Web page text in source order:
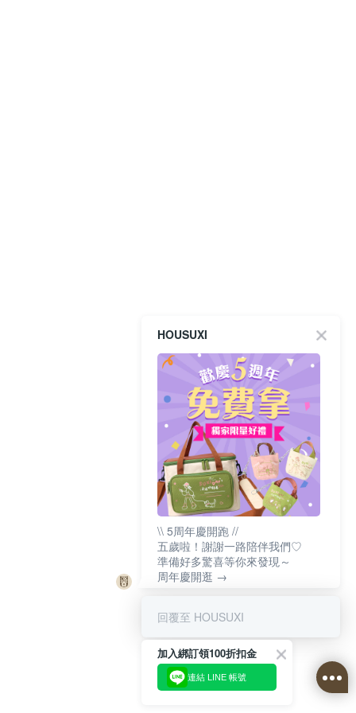
HOUSUXI
\\ 5周年慶開跑 //
五歲啦！謝謝一路陪伴我們♡
準備好多驚喜等你來發現～
周年慶開逛 →
回覆至 HOUSUXI
加入綁訂領100折扣金
連結 LINE 帳號